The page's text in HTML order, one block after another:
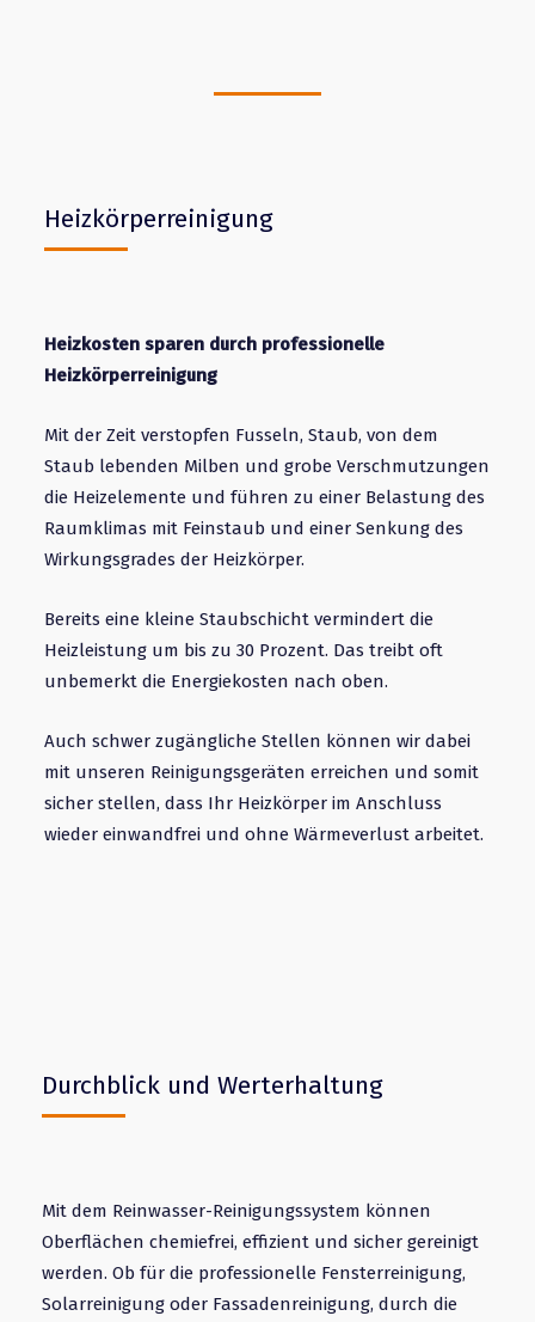
Durchblick und Werterhaltung
Mit dem Reinwasser-Reinigungssystem können
Oberflächen chemiefrei, effizient und sicher gereinigt
werden. Ob für die professionelle Fensterreinigung,
Solarreinigung oder Fassadenreinigung, durch die
Heizkörperreinigung
Heizkosten sparen durch professionelle
Heizkörperreinigung
Mit der Zeit verstopfen Fusseln, Staub, von dem
Staub lebenden Milben und grobe Verschmutzungen
die Heizelemente und führen zu einer Belastung des
Raumklimas mit Feinstaub und einer Senkung des
Wirkungsgrades der Heizkörper.
Bereits eine kleine Staubschicht vermindert die
Heizleistung um bis zu 30 Prozent. Das treibt oft
unbemerkt die Energiekosten nach oben.
Auch schwer zugängliche Stellen können wir dabei
mit unseren Reinigungsgeräten erreichen und somit
sicher stellen, dass Ihr Heizkörper im Anschluss
wieder einwandfrei und ohne Wärmeverlust arbeitet.